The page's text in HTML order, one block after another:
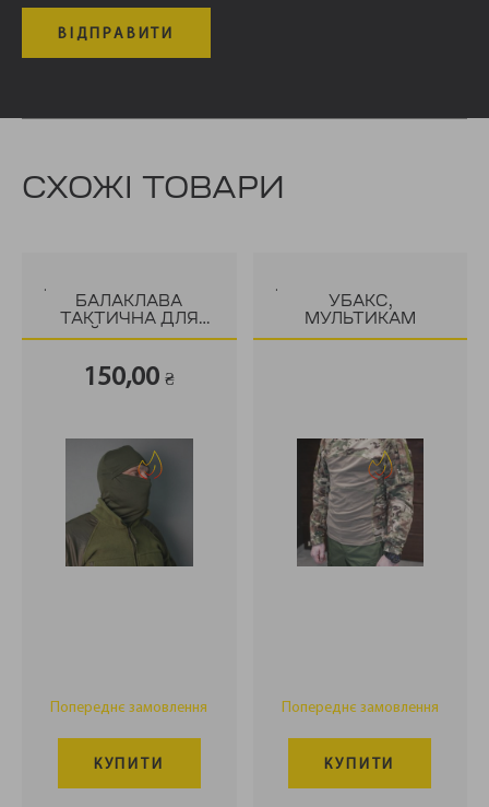
СХОЖІ ТОВАРИ
.
БАЛАКЛАВА
ТАКТИЧНА ДЛЯ
ВІЙСЬКОВИХ
150,00₴
Попереднє замовлення
КУПИТИ
.
УБАКС,
МУЛЬТИКАМ
Попереднє замовлення
КУПИТИ